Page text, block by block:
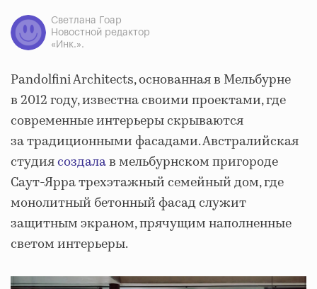
Светлана Гоар
Новостной редактор
«Инк.».
Pandolfini Architects, основанная в Мельбурне
в 2012 году, известна своими проектами, где
современные интерьеры скрываются
за традиционными фасадами. Австралийская
студиясоздалав мельбурнском пригороде
Саут-Ярра трехэтажный семейный дом, где
монолитный бетонный фасад служит
защитным экраном, прячущим наполненные
светом интерьеры.